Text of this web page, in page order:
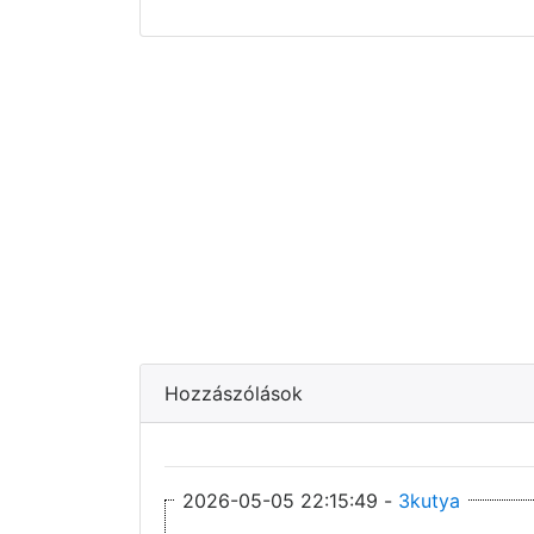
Hozzászólások
2026-05-05 22:15:49 - 3kutya